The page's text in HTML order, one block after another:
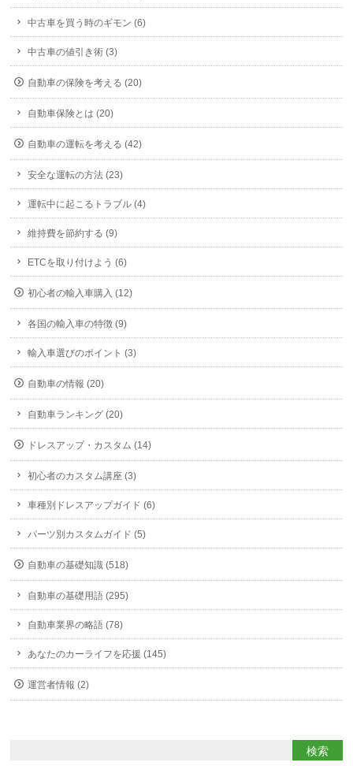
中古車を買う時のギモン (6)
中古車の値引き術 (3)
自動車の保険を考える (20)
自動車保険とは (20)
自動車の運転を考える (42)
安全な運転の方法 (23)
運転中に起こるトラブル (4)
維持費を節約する (9)
ETCを取り付けよう (6)
初心者の輸入車購入 (12)
各国の輸入車の特徴 (9)
輸入車選びのポイント (3)
自動車の情報 (20)
自動車ランキング (20)
ドレスアップ・カスタム (14)
初心者のカスタム講座 (3)
車種別ドレスアップガイド (6)
パーツ別カスタムガイド (5)
自動車の基礎知識 (518)
自動車の基礎用語 (295)
自動車業界の略語 (78)
あなたのカーライフを応援 (145)
運営者情報 (2)